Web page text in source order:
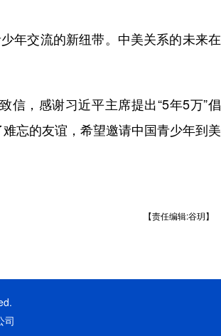
年交流的新纽带。中美关系的未来在
，感谢习近平主席提出“5年5万”倡
忘的友谊，希望邀请中国青少年到美
【责任编辑:谷玥】
司